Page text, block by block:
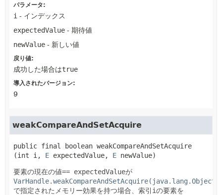
パラメータ:
i - インデックス
expectedValue - 期待値
newValue - 新しい値
戻り値:
成功した場合はtrue
導入されたバージョン:
9
weakCompareAndSetAcquire
public final boolean weakCompareAndSetAcquire
(int i, E expectedValue, E newValue)
要素の現在の値== expectedValueが
で指定されたメモリー効果を持つ場合、索引 iの要素を